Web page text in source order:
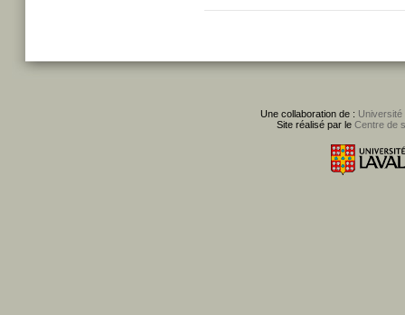
Une collaboration de : Université
Site réalisé par le Centre de